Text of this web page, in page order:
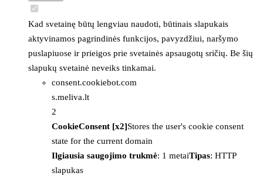
Kad svetainę būtų lengviau naudoti, būtinais slapukais
aktyvinamos pagrindinės funkcijos, pavyzdžiui, naršymo
puslapiuose ir prieigos prie svetainės apsaugotų sričių. Be šių
slapukų svetainė neveiks tinkamai.
consent.cookiebot.com
s.meliva.lt
2
CookieConsent [x2]Stores the user's cookie consent
state for the current domain
Ilgiausia saugojimo trukmė: 1 metaiTipas: HTTP
slapukas